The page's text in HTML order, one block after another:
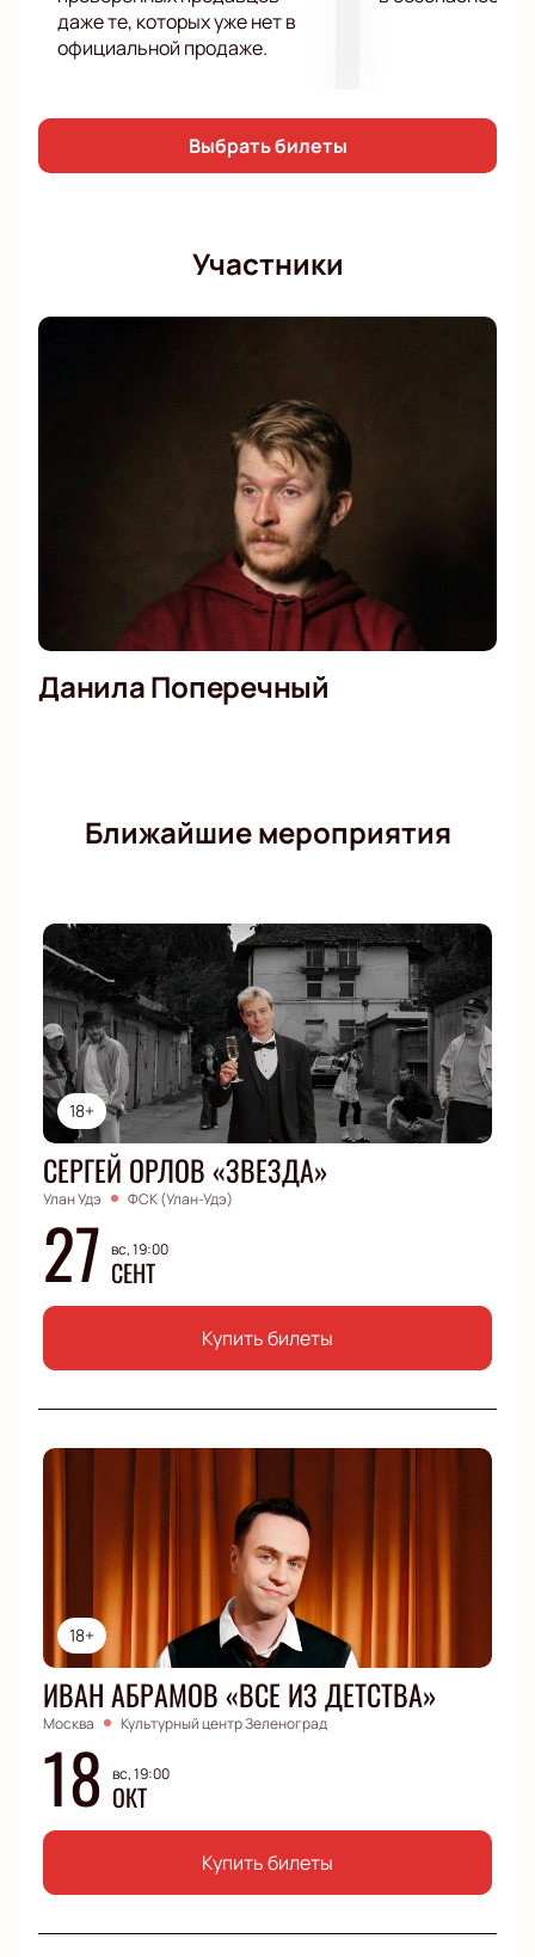
даже те, которых уже нет в
официальной продаже.
Выбрать билеты
Участники
Данила Поперечный
Ближайшие мероприятия
18+
СЕРГЕЙ ОРЛОВ «ЗВЕЗДА»
Улан Удэ ФСК (Улан-Удэ)
27 вс, 19:00
СЕНТ
Купить билеты
18+
ИВАН АБРАМОВ «ВСЕ ИЗ ДЕТСТВА»
Москва Культурный центр Зеленоград
18 вс, 19:00
ОКТ
Купить билеты